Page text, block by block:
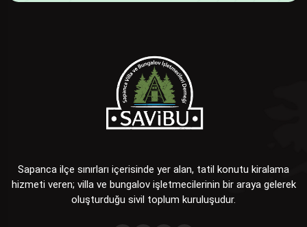
Sapanca ilçe sınırları içerisinde yer alan, tatil konutu kiralama
hizmeti veren; villa ve bungalov işletmecilerinin bir araya gelerek
oluşturduğu sivil toplum kuruluşudur.